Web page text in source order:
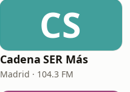
CS
Cadena SER Más
Madrid · 104.3 FM